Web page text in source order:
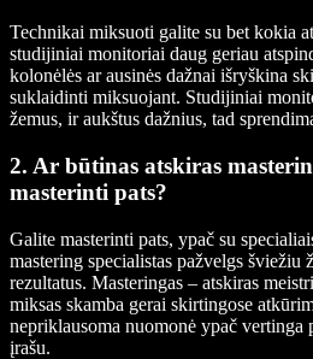
Technikai miksuoti galite su bet kokia
studijiniai monitoriai daug geriau
kolonėlės ar ausinės dažnai išryškina
suklaidinti miksuojant. Studijiniai
žemus, ir aukštus dažnius, tad
2. Ar būtinas atskiras
masterinti pats?
Galite masterinti pats, ypač su
mastering specialistas pažvelgs
rezultatus. Masteringas – atskiras
miksas skamba gerai skirtingose
nepriklausoma nuomonė ypač vertinga
įrašu.